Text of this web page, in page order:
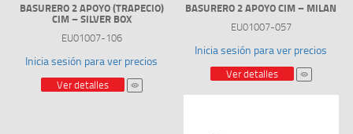
BASURERO 2 APOYO (TRAPECIO)
CIM – SILVER BOX
EU01007-106
Inicia sesión para ver precios
Ver detalles
BASURERO 2 APOYO CIM – MILAN
EU01007-057
Inicia sesión para ver precios
Ver detalles